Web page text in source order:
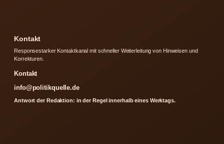
Kontakt
Responsestarker Kontaktkanal mit schneller Weiterleitung von Hinweisen und
Korrekturen.
Kontakt
info@politikquelle.de
Antwort der Redaktion: in der Regel innerhalb eines Werktags.